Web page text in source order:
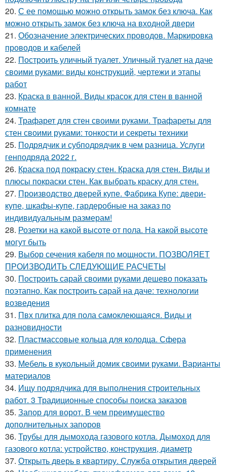
20. С ее помощью можно открыть замок без ключа. Как
можно открыть замок без ключа на входной двери
21. Обозначение электрических проводов. Маркировка
проводов и кабелей
22. Построить уличный туалет. Уличный туалет на даче
своими руками: виды конструкций, чертежи и этапы
работ
23. Краска в ванной. Виды красок для стен в ванной
комнате
24. Трафарет для стен своими руками. Трафареты для
стен своими руками: тонкости и секреты техники
25. Подрядчик и субподрядчик в чем разница. Услуги
генподряда 2022 г.
26. Краска под покраску стен. Краска для стен. Виды и
плюсы покраски стен. Как выбрать краску для стен.
27. Производство дверей купе. Фабрика Купе: двери-
купе, шкафы-купе, гардеробные на заказ по
индивидуальным размерам!
28. Розетки на какой высоте от пола. На какой высоте
могут быть
29. Выбор сечения кабеля по мощности. ПОЗВОЛЯЕТ
ПРОИЗВОДИТЬ СЛЕДУЮЩИЕ РАСЧЕТЫ
30. Построить сарай своими руками дешево показать
поэтапно. Как построить сарай на даче: технологии
возведения
31. Пвх плитка для пола самоклеющаяся. Виды и
разновидности
32. Пластмассовые кольца для колодца. Сфера
применения
33. Мебель в кукольный домик своими руками. Варианты
материалов
34. Ищу подрядчика для выполнения строительных
работ. 3 Традиционные способы поиска заказов
35. Запор для ворот. В чем преимущество
дополнительных запоров
36. Трубы для дымохода газового котла. Дымоход для
газового котла: устройство, конструкция, диаметр
37. Открыть дверь в квартиру. Служба открытия дверей